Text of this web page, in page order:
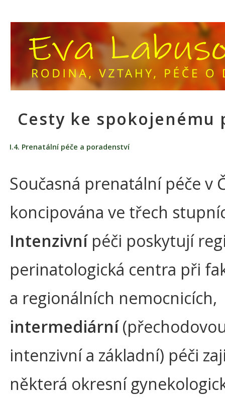
Cesty ke spokojenému
I.4. Prenatální péče a poradenství
Současná prenatální péče v
koncipována ve třech
Intenzivnípéči poskytují
perinatologická centra při
a regionálních nemocnicích,
intermediární
intenzivní a základní) péči
některá okresní